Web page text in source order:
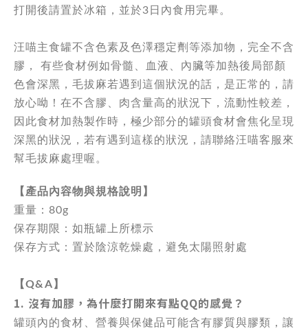
打開後請置於冰箱，並於3日內食用完畢。
汪喵主食罐不含色素及色澤穩定劑等添加物，完全不含
膠， 有些食材例如骨髓、血液、內臟等加熱後局部顏
色會深黑，毛拔麻若遇到這個狀況的話，是正常的，請
放心呦！在不含膠、肉含量高的狀況下，流動性較差，
因此食材加熱製作時，極少部分的罐頭食材會焦化呈現
深黑的狀況，若有遇到這樣的狀況，請聯絡汪喵客服來
幫毛拔麻處理喔。
【產品內容物與規格說明】
重量：80g
保存期限：如瓶罐上所標示
保存方式：置於陰涼乾燥處，避免太陽照射處
【Q&A】
1. 沒有加膠，為什麼打開來有點QQ的感覺？
罐頭內的食材、營養與保健品可能含有膠質與膠類，讓